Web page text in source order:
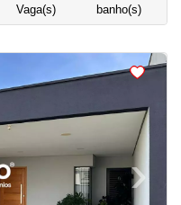
Vaga(s)
banho(s)
›Next